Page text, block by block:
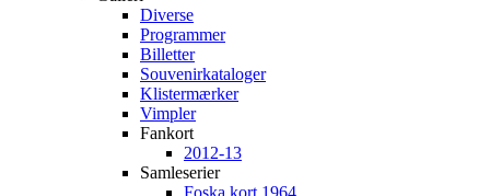
Diverse
Programmer
Billetter
Souvenirkataloger
Klistermærker
Vimpler
Fankort
2012-13
Samleserier
Foska kort 1964